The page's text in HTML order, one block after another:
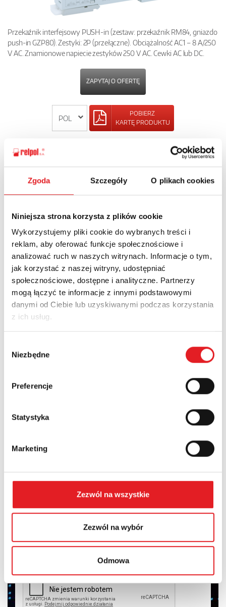
Zgoda Szczegóły O plikach cookies
Niniejsza strona korzysta z plików cookie
Wykorzystujemy pliki cookie do wybranych treści i
reklam, aby oferować funkcje społecznościowe i
analizować ruch w naszych witrynach. Informacje o tym,
jak korzystać z naszej witryny, udostępniać
społecznościowe, dostępne i analityczne. Partnerzy
mogą łączyć te informacje z innymi podstawowymi
danymi od Ciebie lub uzyskiwanymi podczas korzystania
z ich usług.
zgody
Niezbędne
Preferencje
Statystyka
Marketing
Zezwól na wszystkie
Zezwól na wybór
Odmowa
Przekaźnik interfejsowy PUSH-in (zestaw: przekaźnik RM84, gniazdo
push-in GZP80). Zestyki: 2P (przełączne). Obciążalność AC1 – 8 A/250
V AC. Znamionowe napiecie zestyków 250 V AC. Cewki AC lub DC.
ZAPYTAJ O OFERTĘ
POBIERZ
KARTĘ PRODUKTU
Zapytaj o szczegóły oferty
Imię i nazwisko: *
Adres e-mail: *
Nazwa firmy:
Numer telefonu:
Wyrażam zgodę na przetwarzanie moich danych
osobowych przez Relpol S.A. Więcej informacji na temat
przetwarzania danych osobowych w